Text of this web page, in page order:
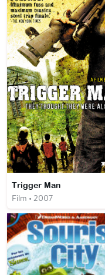
Trigger Man
Film • 2007